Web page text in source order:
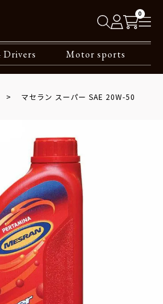
0
Drivers Motor sports
マセラン スーパー SAE 20W-50